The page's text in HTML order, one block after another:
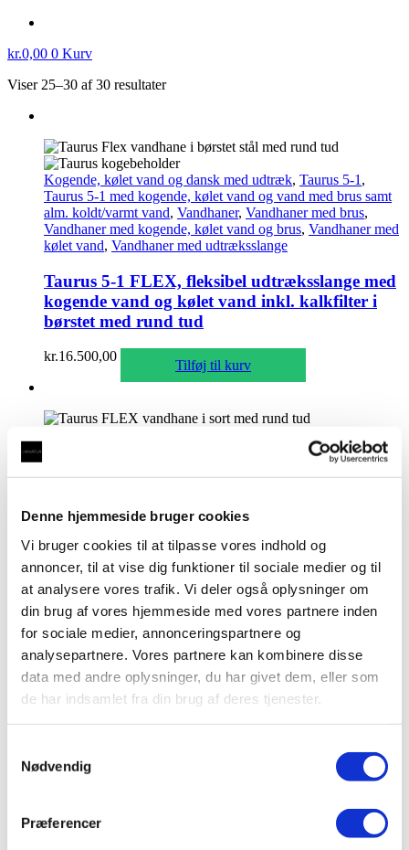
Denne hjemmeside bruger cookies
Vi bruger cookies til at tilpasse vores indhold og
annoncer, til at vise dig funktioner til sociale medier og til
at analysere vores trafik. Vi deler også oplysninger om
din brug af vores hjemmeside med vores partnere inden
for sociale medier, annonceringspartnere og
analysepartnere. Vores partnere kan kombinere disse
data med andre oplysninger, du har givet dem, eller som
de har indsamlet fra din brug af deres tjenester.
Nødvendig
Præferencer
kr.0,00 0 Kurv
Viser 25–30 af 30 resultater
Kogende, kølet vand og dansk med udtræk, Taurus 5-1 ,
Taurus 5-1 med kogende, kølet vand og vand med brus samt
alm. koldt/varmt vand, Vandhaner, Vandhaner med brus,
Vandhaner med kogende, kølet vand og brus, Vandhaner med
kølet vand, Vandhaner med udtræksslange
Taurus 5-1 FLEX, fleksibel udtræksslange med
kogende vand og kølet vand inkl. kalkfilter i
børstet med rund tud
kr.16.500,00
Tilføj til kurv
Taurus 5-1,
Taurus 5-1 med kogende, kølet vand og vand med brus samt
Taurus 5-1 FLEX, fleksibel udtræksslange med
kogende vand og kølet vand inkl. kalkfilter i
sort med rund tud
kr.16.500,00
Tilføj til kurv
Taurus 5-1 med kogende, kølet vand og vand med brus samt
alm. koldt/varmt vand
Vandhaner med brus,
Taurus 5-1 FLEX, fleksibel udtræksslange med